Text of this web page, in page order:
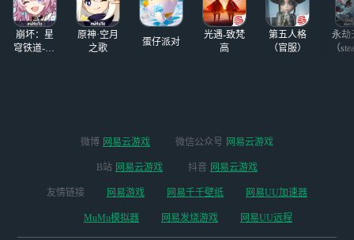
用。
崩坏：星
穹铁道-4.4
原神·空月
之歌
蛋仔派对
光遇-致梵
高
第五人格
（官服）
永劫
（
微博 网易云游戏 微信公众号 网易云游戏
B站 网易云游戏 抖音 网易云游戏
友情链接 网易游戏 网易千千壁纸 网易UU加速器
MuMu模拟器 网易发烧游戏 网易UU远程